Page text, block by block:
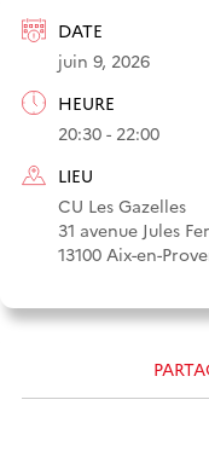
DATE
juin 9, 2026
HEURE
20:30 - 22:00
LIEU
CU Les Gazelles
31 avenue Jules
13100 Aix-en-